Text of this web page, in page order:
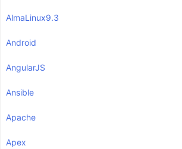
AlmaLinux9.3
Android
AngularJS
Ansible
Apache
Apex